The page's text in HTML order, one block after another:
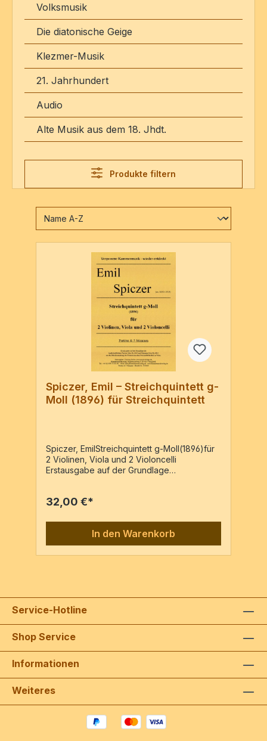
Volksmusik
Die diatonische Geige
Klezmer-Musik
21. Jahrhundert
Audio
Alte Musik aus dem 18. Jhdt.
Produkte filtern
Spiczer, Emil – Streichquintett g-
Moll (1896) für Streichquintett
Spiczer, EmilStreichquintett g-Moll(1896)für
2 Violinen, Viola und 2 Violoncelli
Erstausgabe auf der Grundlage
Musiksammlung der Österreichischen
Stimmen / 43 Seiten
32,00 €*
In den Warenkorb
Service-Hotline
Shop Service
Informationen
Weiteres